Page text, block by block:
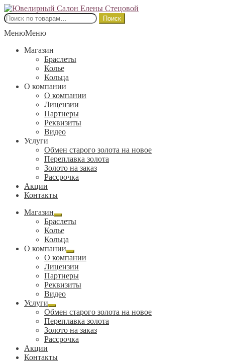
Перейти
к
навигации
Перейти
к
содержимому
Искать: Поиск
МенюМеню
Магазин
Браслеты
Колье
Кольца
О компании
О компании
Лицензии
Партнеры
Реквизиты
Видео
Услуги
Обмен старого золота на новое
Переплавка золота
Золото на заказ
Рассрочка
Акции
Контакты
Магазин
Развернутое
вложенное
меню
Браслеты
Колье
Кольца
О компании
Развернутое
вложенное
меню
О компании
Лицензии
Партнеры
Реквизиты
Видео
Услуги
Развернутое
вложенное
меню
Обмен старого золота на новое
Переплавка золота
Золото на заказ
Рассрочка
Акции
Контакты